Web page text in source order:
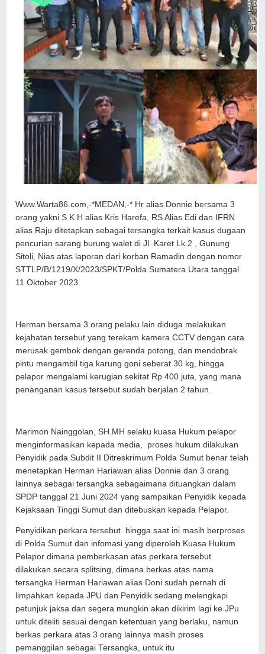
Www.Warta86.com,-*MEDAN,-* Hr alias Donnie bersama 3
orang yakni S K H alias Kris Harefa, RS Alias Edi dan IFRN
alias Raju ditetapkan sebagai tersangka terkait kasus dugaan
pencurian sarang burung walet di Jl. Karet Lk.2 , Gunung
Sitoli, Nias atas laporan dari korban Ramadin dengan nomor
STTLP/B/1219/X/2023/SPKT/Polda Sumatera Utara tanggal
11 Oktober 2023.
Herman bersama 3 orang pelaku lain diduga melakukan
kejahatan tersebut yang terekam kamera CCTV dengan cara
merusak gembok dengan gerenda potong, dan mendobrak
pintu mengambil tiga karung goni seberat 30 kg, hingga
pelapor mengalami kerugian sekitat Rp 400 juta, yang mana
penanganan kasus tersebut sudah berjalan 2 tahun.
Marimon Nainggolan, SH.MH selaku kuasa Hukum pelapor
menginformasikan kepada media, proses hukum dilakukan
Penyidik pada Subdit II Ditreskrimum Polda Sumut benar telah
menetapkan Herman Hariawan alias Donnie dan 3 orang
lainnya sebagai tersangka sebagaimana dituangkan dalam
SPDP tanggal 21 Juni 2024 yang sampaikan Penyidik kepada
Kejaksaan Tinggi Sumut dan ditebuskan kepada Pelapor.
Penyidikan perkara tersebut hingga saat ini masih berproses
di Polda Sumut dan infomasi yang diperoleh Kuasa Hukum
Pelapor dimana pemberkasan atas perkara tersebut
dilakukan secara splitsing, dimana berkas atas nama
tersangka Herman Hariawan alias Doni sudah pernah di
limpahkan kepada JPU dan Penyidik sedang melengkapi
petunjuk jaksa dan segera mungkin akan dikirim lagi ke JPu
untuk diteliti sesuai dengan ketentuan yang berlaku, namun
berkas perkara atas 3 orang lainnya masih proses
pemanggilan sebagai Tersangka, untuk itu